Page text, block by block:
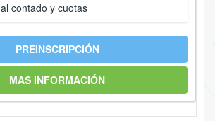
al contado y cuotas
PREINSCRIPCIÓN
MAS INFORMACIÓN